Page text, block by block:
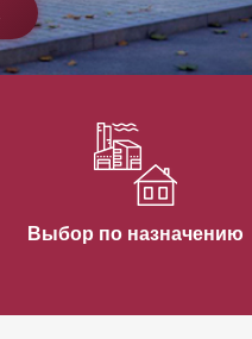
Выбор по назначению